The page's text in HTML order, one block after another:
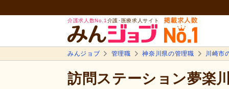
介護求人数No.1 介護･医療求人サイト
みんジョブ 管理職 神奈川県の管理職 川崎市
訪問ステーション夢楽